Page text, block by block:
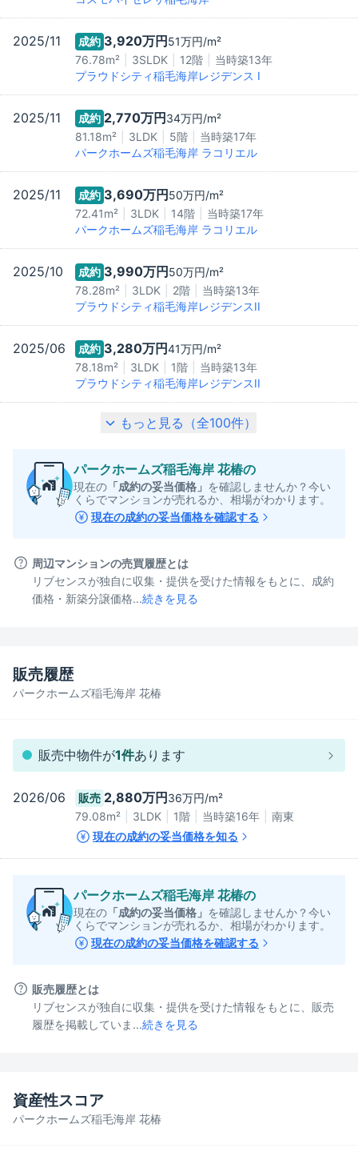
2025/11 成約 3,920万円 51万円/m²
76.78m²
3SLDK 12階 当時築13年
プラウドシティ稲毛海岸レジデンス I
2025/11 成約 2,770万円 34万円/m²
81.18m²
3LDK 5階 当時築17年
パークホームズ稲毛海岸 ラコリエル
2025/11 成約 3,690万円 50万円/m²
72.41m²
3LDK 14階 当時築17年
パークホームズ稲毛海岸 ラコリエル
2025/10 成約 3,990万円 50万円/m²
78.28m²
3LDK 2階 当時築13年
プラウドシティ稲毛海岸レジデンスII
2025/06 成約 3,280万円41万円/m²
78.18m²
3LDK 1階 当時築13年
プラウドシティ稲毛海岸レジデンスII
もっと見る（全100件）
パークホームズ稲毛海岸 花椿の
現在の 「成約の妥当価格」 を確認しませんか？今い
くらでマンションが売れるか、相場がわかります。
現在の成約の妥当価格を確認する
周辺マンションの売買履歴とは
リブセンスが独自に収集・提供を受けた情報をもとに、成約
価格・新築分譲価格...続きを見る
パークホームズ稲毛海岸 花椿
販売履歴
販売中物件が1件あります
2026/06 販売 2,880万円 36万円/m²
79.08m² 3LDK 1階 当時築16年
南東
現在の成約の妥当価格を知る
パークホームズ稲毛海岸 花椿の
現在の 「成約の妥当価格」 を確認しませんか？今い
くらでマンションが売れるか、相場がわかります。
現在の成約の妥当価格を確認する
販売履歴とは
リブセンスが独自に収集・提供を受けた情報をもとに、販売
履歴を掲載していま...続きを見る
パークホームズ稲毛海岸 花椿
資産性スコア